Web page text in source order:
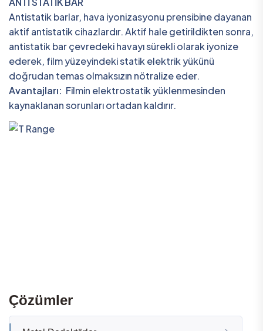
Antistatik barlar, hava iyonizasyonu prensibine dayanan
aktif antistatik cihazlardır. Aktif hale getirildikten sonra,
antistatik bar çevredeki havayı sürekli olarak iyonize
ederek, film yüzeyindeki statik elektrik yükünü
doğrudan temas olmaksızın nötralize eder.
Avantajları: Filmin elektrostatik yüklenmesinden
kaynaklanan sorunları ortadan kaldırır.
Çözümler